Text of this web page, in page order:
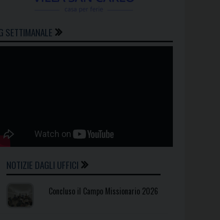
SETTIMANALE
NOTIZIE DAGLI UFFICI
Concluso il Campo Missionario 2026